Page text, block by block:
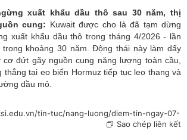
xuất khẩu dầu thô sau 30 năm, thị
cung: Kuwait được cho là đã tạm dừng
xuất khẩu dầu thô trong tháng 4/2026 - lần
khoảng 30 năm. Động thái này làm dấy
đứt gãy nguồn cung năng lượng toàn cầu,
thẳng tại eo biển Hormuz tiếp tục leo thang và
dầu mỏ.
tin-tuc/nang-luong/diem-tin-ngay-07-
Sao chép liên kết